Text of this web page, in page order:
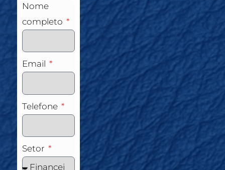
Nome
completo
Email
Telefone
Setor